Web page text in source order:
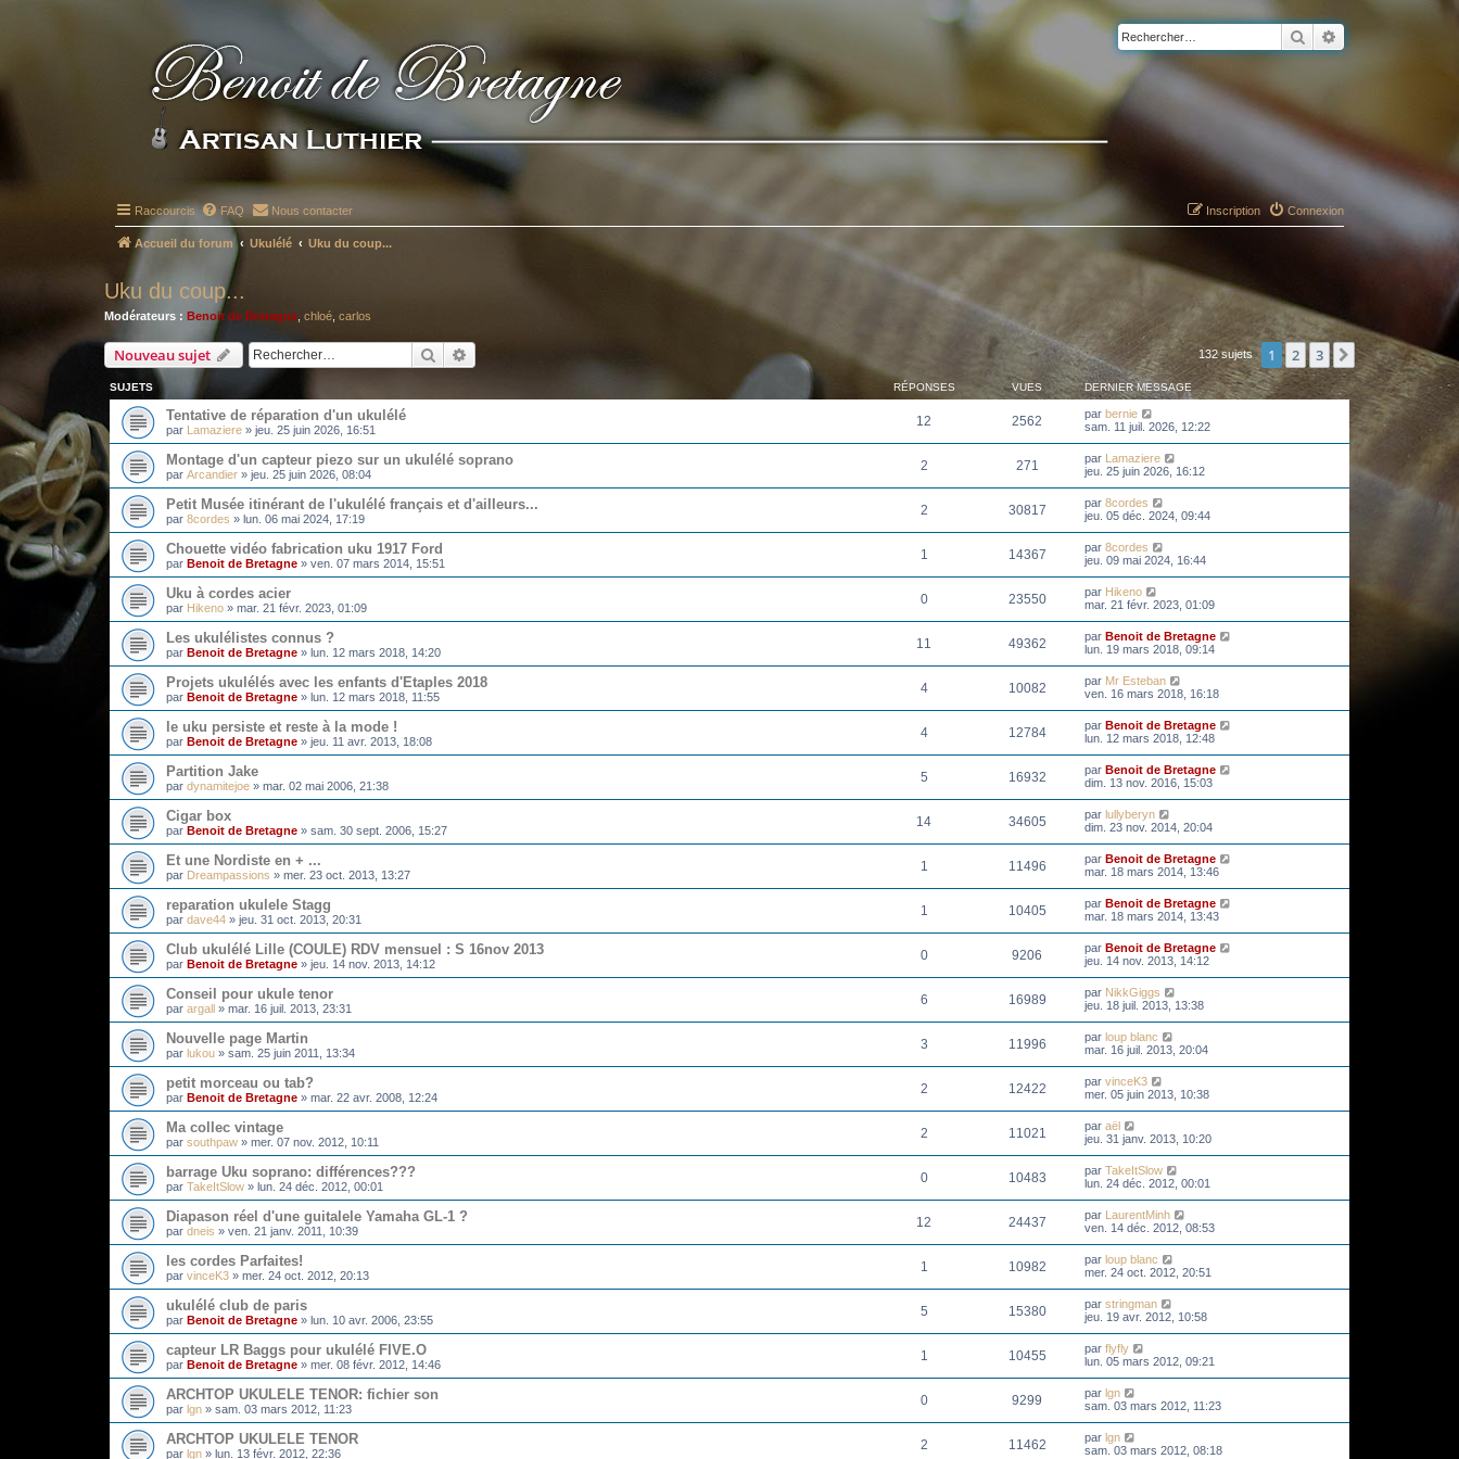
Rechercher
Raccourcis FAQ Nous contacter Connexion
Inscription
Accueil du forum Ukulélé Uku du coup...
Uku du coup...
Modérateurs : Benoit de Bretagne chloé carlos
Nouveau sujet Rechercher 132 sujets 1 2 3 Suivant
SUJETS RÉPONSES VUES DERNIER MESSAGE
Tentative de réparation d'un ukulélé
par Lamaziere » jeu. 25 juin 2026, 16:51
12 2562 par bernie
sam. 11 juil. 2026, 12:22
Montage d'un capteur piezo sur un ukulélé soprano
par Arcandier » jeu. 25 juin 2026, 08:04
2 271 par Lamaziere
jeu. 25 juin 2026, 16:12
Petit Musée itinérant de l'ukulélé français et d'ailleurs...
par 8cordes » lun. 06 mai 2024, 17:19
2 30817 par 8cordes
jeu. 05 déc. 2024, 09:44
Chouette vidéo fabrication uku 1917 Ford
par Benoit de Bretagne » ven. 07 mars 2014, 15:51
1 14367 par 8cordes
jeu. 09 mai 2024, 16:44
Uku à cordes acier
par Hikeno » mar. 21 févr. 2023, 01:09
0 23550 par Hikeno
mar. 21 févr. 2023, 01:09
Les ukulélistes connus ?
par Benoit de Bretagne » lun. 12 mars 2018, 14:20
11 49362 par Benoit de Bretagne
lun. 19 mars 2018, 09:14
Projets ukulélés avec les enfants d'Etaples 2018
par Benoit de Bretagne » lun. 12 mars 2018, 11:55
4 10082 par Mr Esteban
ven. 16 mars 2018, 16:18
le uku persiste et reste à la mode !
par Benoit de Bretagne » jeu. 11 avr. 2013, 18:08
4 12784 par Benoit de Bretagne
lun. 12 mars 2018, 12:48
Partition Jake
par dynamitejoe » mar. 02 mai 2006, 21:38
5 16932 par Benoit de Bretagne
dim. 13 nov. 2016, 15:03
Cigar box
par Benoit de Bretagne » sam. 30 sept. 2006, 15:27
14 34605 par lullyberyn
dim. 23 nov. 2014, 20:04
Et une Nordiste en + ...
par Dreampassions » mer. 23 oct. 2013, 13:27
1 11496 par Benoit de Bretagne
mar. 18 mars 2014, 13:46
reparation ukulele Stagg
par dave44 » jeu. 31 oct. 2013, 20:31
1 10405 par Benoit de Bretagne
mar. 18 mars 2014, 13:43
Club ukulélé Lille (COULE) RDV mensuel : S 16nov 2013
par Benoit de Bretagne » jeu. 14 nov. 2013, 14:12
0 9206 par Benoit de Bretagne
jeu. 14 nov. 2013, 14:12
Conseil pour ukule tenor
par argall » mar. 16 juil. 2013, 23:31
6 16989 par NikkGiggs
jeu. 18 juil. 2013, 13:38
Nouvelle page Martin
par lukou » sam. 25 juin 2011, 13:34
3 11996 par loup blanc
mar. 16 juil. 2013, 20:04
petit morceau ou tab?
par Benoit de Bretagne » mar. 22 avr. 2008, 12:24
2 12422 par vinceK3
mer. 05 juin 2013, 10:38
Ma collec vintage
par southpaw » mer. 07 nov. 2012, 10:11
2 11021 par aël
jeu. 31 janv. 2013, 10:20
barrage Uku soprano: différences???
par TakeItSlow » lun. 24 déc. 2012, 00:01
0 10483 par TakeItSlow
lun. 24 déc. 2012, 00:01
Diapason réel d'une guitalele Yamaha GL-1 ?
par dneis » ven. 21 janv. 2011, 10:39
12 24437 par LaurentMinh
ven. 14 déc. 2012, 08:53
les cordes Parfaites!
par vinceK3 » mer. 24 oct. 2012, 20:13
1 10982 par loup blanc
mer. 24 oct. 2012, 20:51
ukulélé club de paris
par Benoit de Bretagne » lun. 10 avr. 2006, 23:55
5 15380 par stringman
jeu. 19 avr. 2012, 10:58
capteur LR Baggs pour ukulélé FIVE.O
par Benoit de Bretagne » mer. 08 févr. 2012, 14:46
1 10455 par flyfly
lun. 05 mars 2012, 09:21
ARCHTOP UKULELE TENOR: fichier son
par lgn » sam. 03 mars 2012, 11:23
0 9299 par lgn
sam. 03 mars 2012, 11:23
ARCHTOP UKULELE TENOR
par lgn » lun. 13 févr. 2012, 22:36
2 11462 par lgn
sam. 03 mars 2012, 08:18